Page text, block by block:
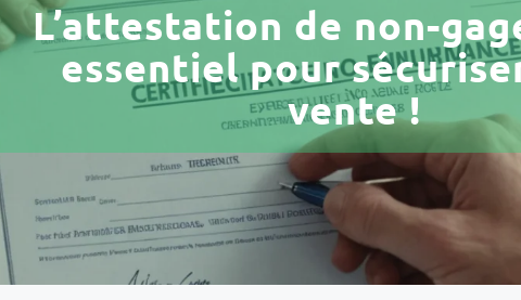
L’attestation de non-
essentiel pour
vente !